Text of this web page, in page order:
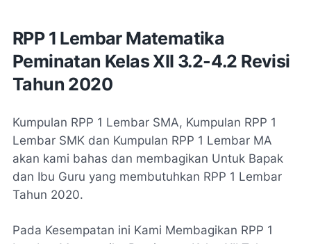
RPP 1 Lembar Matematika
Peminatan Kelas XII 3.2-4.2 Revisi
Tahun 2020
Kumpulan RPP 1 Lembar SMA, Kumpulan RPP 1
Lembar SMK dan Kumpulan RPP 1 Lembar MA
akan kami bahas dan membagikan Untuk Bapak
dan Ibu Guru yang membutuhkan RPP 1 Lembar
Tahun 2020.
Pada Kesempatan ini Kami Membagikan RPP 1